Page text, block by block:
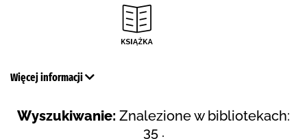
Więcej informacji
Wyszukiwanie: Znalezione w bibliotekach:
35 .